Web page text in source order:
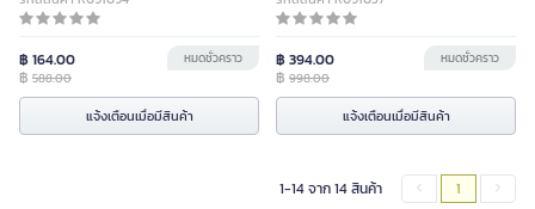
฿ 164.00
฿ 588.00
หมดชั่วคราว
แจ้งเตือนเมื่อมีสินค้า
฿ 394.00
฿ 998.00
หมดชั่วคราว
แจ้งเตือนเมื่อมีสินค้า
1-14 จาก 14 สินค้า 1